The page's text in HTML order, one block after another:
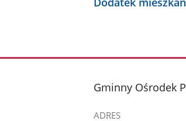
stopka
Gminny Ośrodek
ADRES